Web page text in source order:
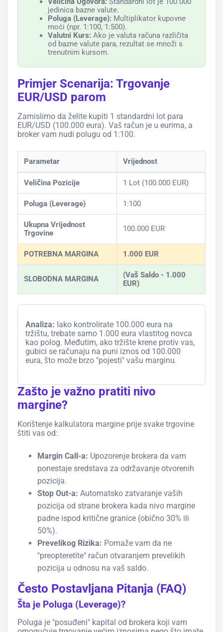
jedinica bazne valute.
Poluga (Leverage): Multiplikator kupovne
moći (npr. 1:100, 1:500).
Valutni Kurs: Ako je valuta računa različita
od bazne valute para, rezultat se množi s
trenutnim kursom.
Primjer Scenarija: Trgovanje
EUR/USD parom
Zamislimo da želite kupiti 1 standardni lot para
EUR/USD (100.000 eura). Vaš račun je u eurima, a
broker vam nudi polugu od 1:100.
Parametar Vrijednost
Veličina Pozicije 1 Lot (100.000 EUR)
Poluga (Leverage) 1:100
Ukupna Vrijednost
Trgovine
100.000 EUR
POTREBNA MARGINA 1.000 EUR
SLOBODNA MARGINA
(Vaš Saldo - 1.000
EUR)
Analiza: Iako kontrolirate 100.000 eura na
tržištu, trebate samo 1.000 eura vlastitog novca
kao polog. Međutim, ako tržište krene protiv vas,
gubici se računaju na puni iznos od 100.000
eura, što može brzo "pojesti" vašu marginu.
Zašto je važno pratiti nivo
margine?
Korištenje kalkulatora margine prije svake trgovine
štiti vas od:
Margin Call-a: Upozorenje brokera da vam
ponestaje sredstava za održavanje otvorenih
pozicija.
Stop Out-a: Automatsko zatvaranje vaših
pozicija od strane brokera kada nivo margine
padne ispod kritične granice (obično 30% ili
50%).
Prevelikog Rizika: Pomaže vam da ne
"preopteretite" račun otvaranjem prevelikih
pozicija u odnosu na vaš saldo.
Često Postavljana Pitanja (FAQ)
Šta je Poluga (Leverage)?
Poluga je "posuđeni" kapital od brokera koji vam